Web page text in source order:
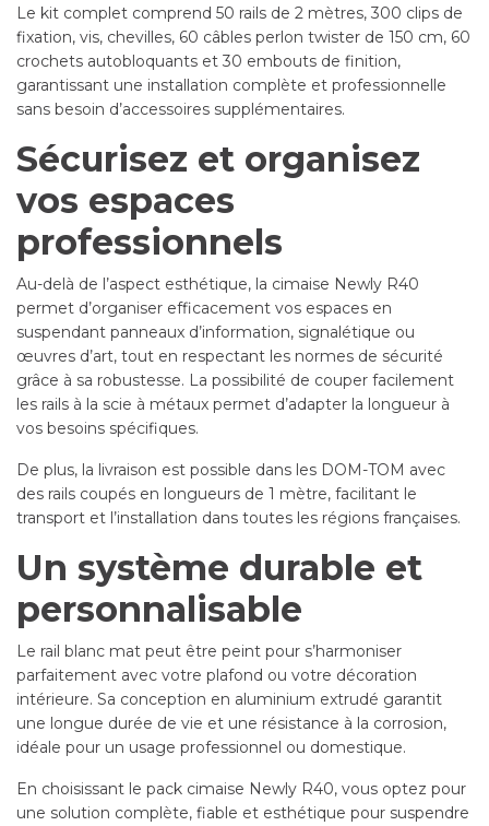
Le kit complet comprend 50 rails de 2 mètres, 300 clips de
fixation, vis, chevilles, 60 câbles perlon twister de 150 cm, 60
crochets autobloquants et 30 embouts de finition,
garantissant une installation complète et professionnelle
sans besoin d’accessoires supplémentaires.
Sécurisez et organisez
vos espaces
professionnels
Au-delà de l’aspect esthétique, la cimaise Newly R40
permet d’organiser efficacement vos espaces en
suspendant panneaux d’information, signalétique ou
œuvres d’art, tout en respectant les normes de sécurité
grâce à sa robustesse. La possibilité de couper facilement
les rails à la scie à métaux permet d’adapter la longueur à
vos besoins spécifiques.
De plus, la livraison est possible dans les DOM-TOM avec
des rails coupés en longueurs de 1 mètre, facilitant le
transport et l’installation dans toutes les régions françaises.
Un système durable et
personnalisable
Le rail blanc mat peut être peint pour s’harmoniser
parfaitement avec votre plafond ou votre décoration
intérieure. Sa conception en aluminium extrudé garantit
une longue durée de vie et une résistance à la corrosion,
idéale pour un usage professionnel ou domestique.
En choisissant le pack cimaise Newly R40, vous optez pour
une solution complète, fiable et esthétique pour suspendre